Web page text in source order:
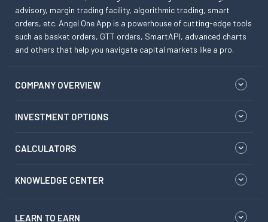
advisory, margin trading facility, algorithmic trading, smart
orders, etc. Angel One App is a powerhouse of cutting-edge tools
such as basket orders, GTT orders, SmartAPI, advanced charts
and others that help you navigate capital markets like a pro.
COMPANY OVERVIEW
INVESTMENT OPTIONS
CALCULATORS
KNOWLEDGE CENTER
LEARN TO EARN